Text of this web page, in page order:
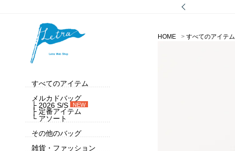
すべてのアイテム
メルカドバッグ
├ 2026 S/S
NEW
├ 定番アイテム
└ アソート
その他のバッグ
雑貨・ファッション
HOME すべてのアイテム